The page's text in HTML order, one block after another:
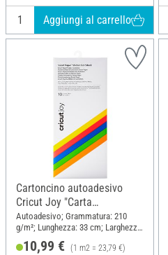
Aggiungi al carrello
Cartoncino autoadesivo
Cricut Joy "Carta
intelligente - Campionario
Brightbow".
Autoadesivo; Grammatura: 210
g/m²; Lunghezza: 33 cm; Larghezza:
10,99 € (1 m2 = 23,79 €)